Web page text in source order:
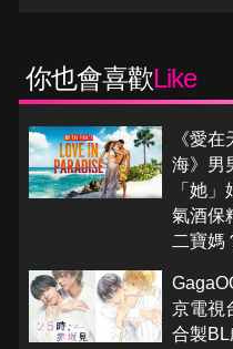
你也會喜歡Like
《愛
海》男
「她
氣酒保
二寶媽
京電視
合製BL